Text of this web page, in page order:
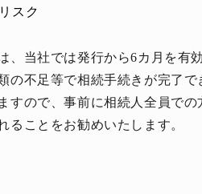
スク
、当社では発行から6カ月を有
の不足等で相続手続きが完了
すので、事前に相続人全員での
ることをお勧めいたします。